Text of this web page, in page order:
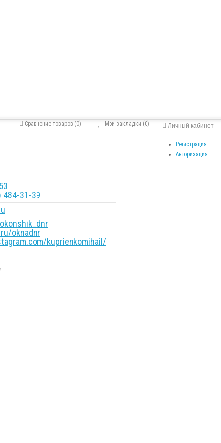
Личный кабинет
Регистрация
Авторизация
Мои закладки (0)
Сравнение товаров (0)
484-31-39
oknadnr
kuprienkomihail/